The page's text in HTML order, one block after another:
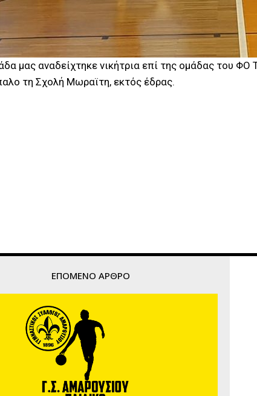
μας αναδείχτηκε νικήτρια επί της ομάδας του ΦΟ
τη Σχολή Μωραϊτη, εκτός έδρας.
ΕΠΌΜΕΝΟ ΆΡΘΡΟ